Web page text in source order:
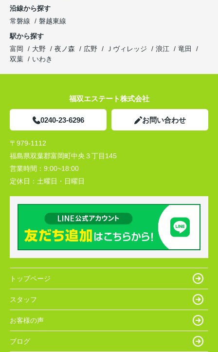
沿線から探す
常磐線
磐越東線
駅から探す
富岡
大野 夜ノ森 広野 Ｊヴィレッジ 浪江
竜田
双葉
いわき
福双エステート株式会社
0240-23-6296 お問い合わせ
〒979-1112
福島県双葉郡富岡町中央３丁目145
営業時間： 9:00~18:00
定休日： 土曜日・日曜日
トップページ
スタッフ
お客様の声
ブログ